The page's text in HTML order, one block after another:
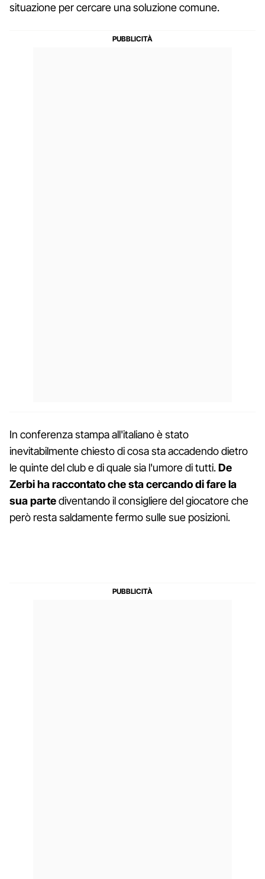
situazione per cercare una soluzione comune.
In conferenza stampa all'italiano è stato
inevitabilmente chiesto di cosa sta accadendo dietro
le quinte del club e di quale sia l'umore di tutti.De
Zerbi ha raccontato che sta cercando di fare la
sua partediventando il consigliere del giocatore che
però resta saldamente fermo sulle sue posizioni.